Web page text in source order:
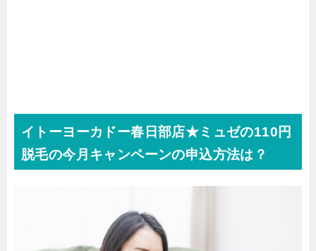
イトーヨーカドー春日部店★ミュゼの110円
脱毛の今月キャンペーンの申込方法は？